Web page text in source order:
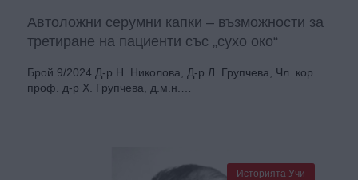
Автоложни серумни капки – възможности за
третиране на пациенти със „сухо око“
Брой 9/2024 Д-р Н. Николова, Д-р Л. Групчева, Чл. кор.
проф. д-р Х. Групчева, д.м.н.…
Историята Учи